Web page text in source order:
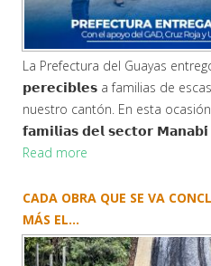
La Prefectura del Guayas
𝗽𝗲𝗿𝗲𝗰𝗶𝗯𝗹𝗲𝘀 a familias de
nuestro cantón. En esta
𝗳𝗮𝗺𝗶𝗹𝗶𝗮𝘀 𝗱𝗲𝗹 𝘀𝗲𝗰𝘁𝗼𝗿
Read more
CADA OBRA QUE SE VA
MÁS EL...